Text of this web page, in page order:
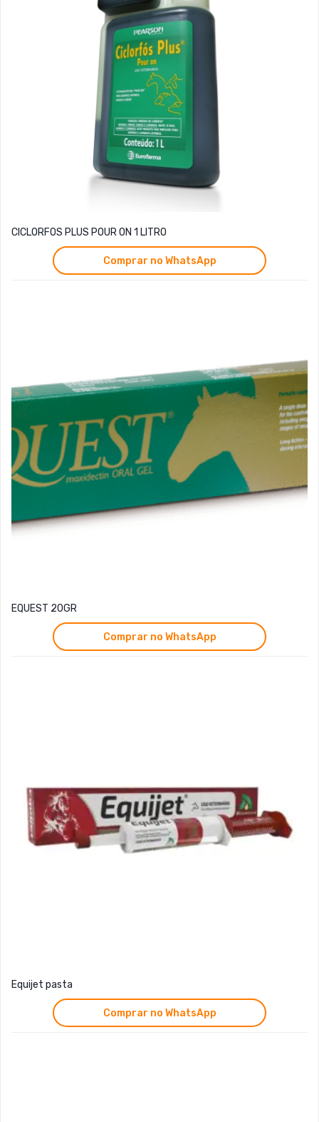
CICLORFOS PLUS POUR ON 1 LITRO
Comprar no WhatsApp
EQUEST 20GR
Comprar no WhatsApp
Equijet pasta
Comprar no WhatsApp